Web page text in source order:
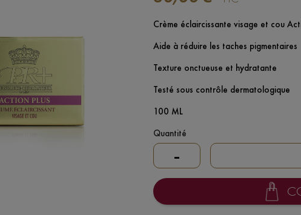
Crème éclaircissante visage et cou
Aide à réduire les taches pigmentaires
Texture onctueuse et hydratante
Testé sous contrôle dermatologique
100 ML
Quantité
-